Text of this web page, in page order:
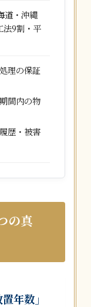
道・沖縄
法9割・平
理の保証
間内の物
歴・被害
の真
年数」